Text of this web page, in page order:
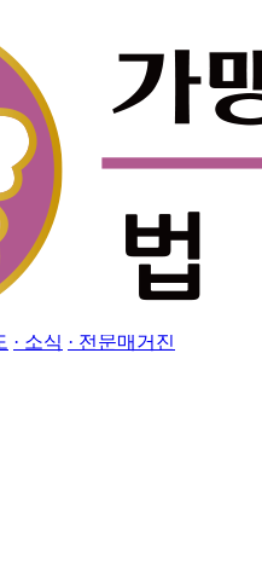
· 공정거래해결센터
제범죄전담센터
· 민사/행정
업자문/강의
· 소식 · 전문매거진